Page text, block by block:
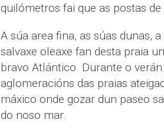
quilómetros fai que as postas
A súa area fina, as súas dunas,
salvaxe oleaxe fan desta praia
bravo Atlántico. Durante o
aglomeracións das praias
máxico onde gozar dun paseo
do noso mar.